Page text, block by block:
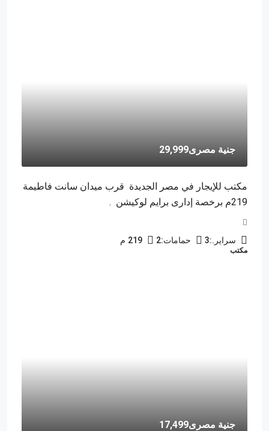
جنية مصرى29,999
مكتب للإيجار في مصر الجديدة قرب ميدان سانت فاطيمة
219م برخصة إدارى برايم لوكيشن .
سراير.:3 حمامات:2
219 م
مكتب
جنية مصرى17,499